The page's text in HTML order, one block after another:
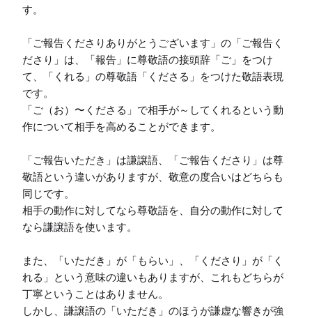
す。
「ご報告くださりありがとうございます」の「ご報告く
ださり」は、「報告」に尊敬語の接頭辞「ご」をつけ
て、「くれる」の尊敬語「くださる」をつけた敬語表現
です。
「ご（お）〜くださる」で相手が～してくれるという動
作について相手を高めることができます。
「ご報告いただき」は謙譲語、「ご報告くださり」は尊
敬語という違いがありますが、敬意の度合いはどちらも
同じです。
相手の動作に対してなら尊敬語を、自分の動作に対して
なら謙譲語を使います。
また、「いただき」が「もらい」、「くださり」が「く
れる」という意味の違いもありますが、これもどちらが
丁寧ということはありません。
しかし、謙譲語の「いただき」のほうが謙虚な響きが強